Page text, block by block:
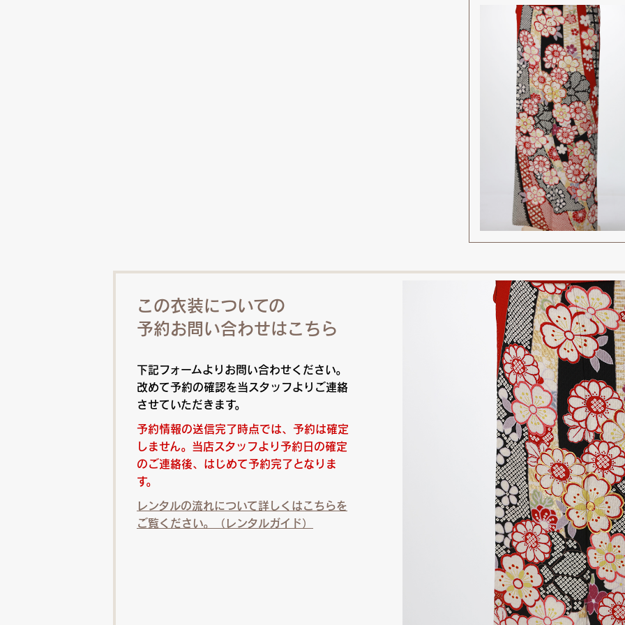
この衣装についての
予約お問い合わせはこちら
下記フォームよりお問い合わせください。
改めて予約の確認を当スタッフよりご連絡
させていただきます。
予約情報の送信完了時点では、予約は確定
しません。当店スタッフより予約日の確定
のご連絡後、はじめて予約完了となりま
す。
レンタルの流れについて詳しくはこちらを
ご覧ください。（レンタルガイド）